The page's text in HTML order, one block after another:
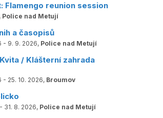
Flamengo reunion session
Police nad Metují
a časopisů
- 9. 9. 2026, Police nad Metují
/ Klášterní zahrada
- 25. 10. 2026, Broumov
31. 8. 2026, Police nad Metují